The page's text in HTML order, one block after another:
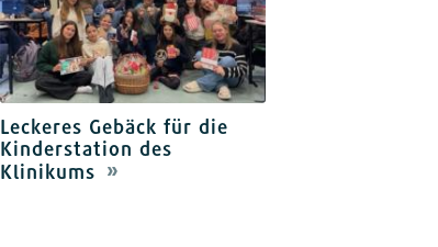
Leckeres Gebäck für die
Kinderstation des
Klinikums